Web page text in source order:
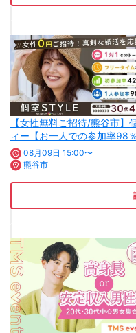
【女性無料ご招待/熊谷市
ィー【お一人での参加率98％
08月09日 15:00〜
熊谷市